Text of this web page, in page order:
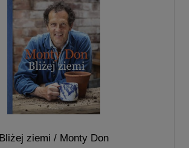
Bliżej ziemi / Monty Don